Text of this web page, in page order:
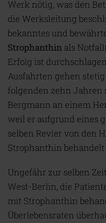
Werk nötig, was den
die Werksleitung
bekanntes und
Strophanthin als
Erfolg ist
Ausfahrten gehen
folgenden zehn
Bergmann an einem
weil er aufgrund eines
selben Revier von den
Strophanthin
Ungefähr zur selben
West-Berlin, die
mit Strophanthin
Überlebensraten